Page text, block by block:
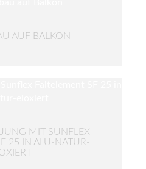
AUF BALKON
MIT SUNFLEX
25 IN ALU-NATUR-